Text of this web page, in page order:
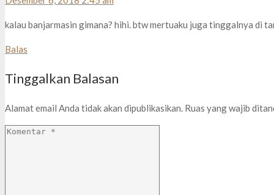
kalau banjarmasin gimana? hihi. btw mertuaku juga tinggalnya di
Balas
Tinggalkan Balasan
Alamat email Anda tidak akan dipublikasikan. Ruas yang wajib